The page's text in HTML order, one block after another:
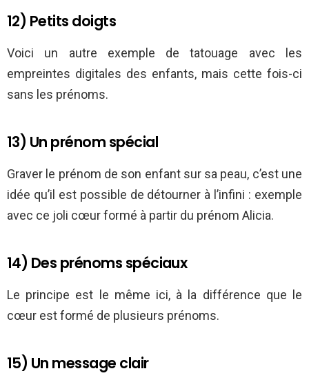
12) Petits doigts
Voici un autre exemple de tatouage avec les
empreintes digitales des enfants, mais cette fois-ci
sans les prénoms.
13) Un prénom spécial
Graver le prénom de son enfant sur sa peau, c’est une
idée qu’il est possible de détourner à l’infini : exemple
avec ce joli cœur formé à partir du prénom Alicia.
14) Des prénoms spéciaux
Le principe est le même ici, à la différence que le
cœur est formé de plusieurs prénoms.
15) Un message clair